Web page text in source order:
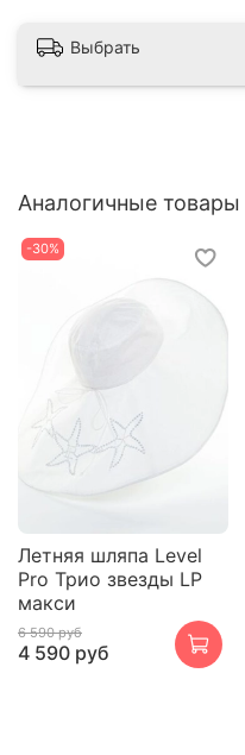
Выбрать
Аналогичные товары
-30%
Летняя шляпа Level
Pro Трио звезды LP
макси
6 590 руб
4 590 руб